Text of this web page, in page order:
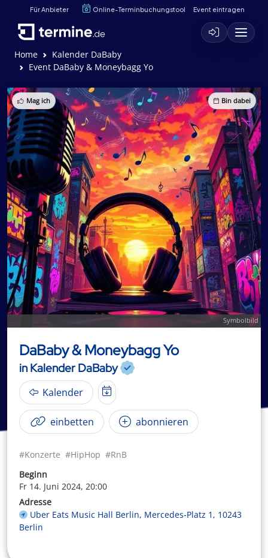
Für Anbieter Online-Terminbuchungstool Event eintragen
Home
Kalender DaBaby
Event DaBaby & Moneybagg Yo
Mag ich Bin dabei
Symbolbild
DaBaby & Moneybagg Yo
in Kalender DaBaby
Kalender
einbetten abonnieren
#Konzerte #HipHop #RnB
Beginn
Fr 14. Juni 2024, 20:00
Adresse
Uber Eats Music Hall Berlin, Mercedes-Platz 1, 10243
Berlin